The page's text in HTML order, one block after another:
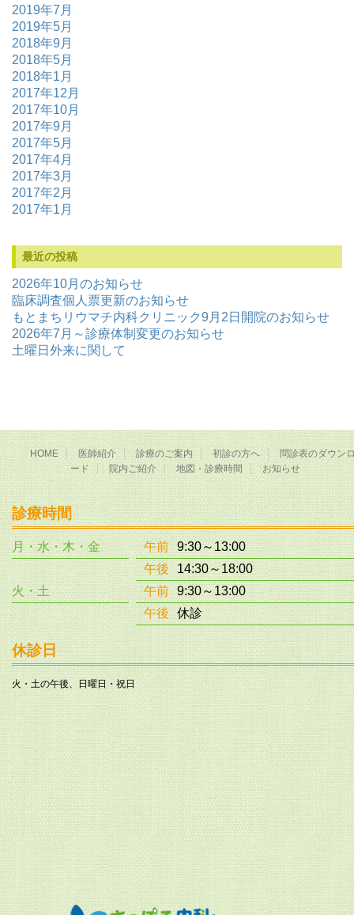
2019年7月
2019年5月
2018年9月
2018年5月
2018年1月
2017年12月
2017年10月
2017年9月
2017年5月
2017年4月
2017年3月
2017年2月
2017年1月
最近の投稿
2026年10月のお知らせ
臨床調査個人票更新のお知らせ
もとまちリウマチ内科クリニック9月2日開院のお知らせ
2026年7月～診療体制変更のお知らせ
土曜日外来に関して
HOME 医師紹介 診療のご案内 初診の方へ
問診表のダウン
ード
院内ご紹介 地図・診療時間 お知らせ
診療時間
月・水・木・金 午前
9:30～13:00
午後
14:30～18:00
火・土
午前
9:30～13:00
午後
休診
休診日
火・土の午後、日曜日・祝日